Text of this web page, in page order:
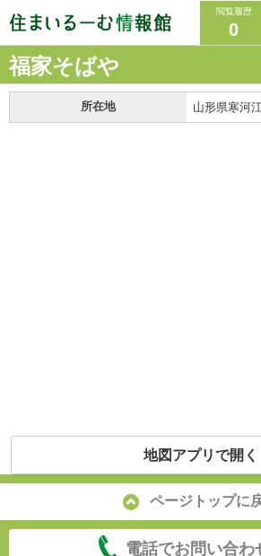
閲覧履歴
0
福家そばや
所在地 山形県寒河
地図アプリで開く
ページトップに
電話でお問い合わ